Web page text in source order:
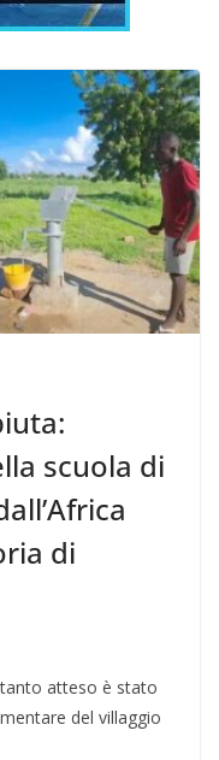
scuola di
di
atteso è stato
del villaggio